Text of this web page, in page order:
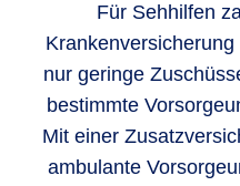
Für Sehhilfen
nur geringe
bestimmte
Mit einer
ambulante